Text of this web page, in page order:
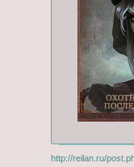
http://reilan.ru/